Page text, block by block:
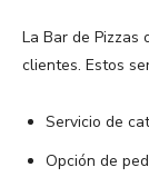
La Bar de Pizzas
clientes. Estos
Servicio de
Opción de